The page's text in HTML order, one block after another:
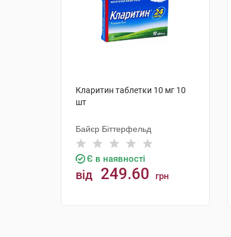
Кларитин таблетки 10 мг 10
шт
Байєр Біттерфельд
Є в наявності
від 249.60 грн